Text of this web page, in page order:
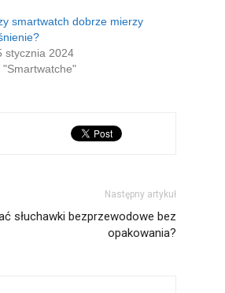
smartwatch dobrze mierzy
stycznia 2024
"Smartwatche"
Następny artykuł
słuchawki bezprzewodowe bez
opakowania?